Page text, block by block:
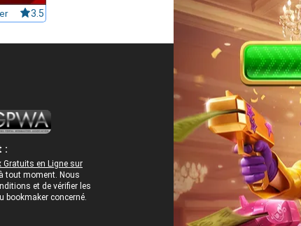
3.5
:
Gratuits en Ligne sur
tout moment. Nous
et de vérifier les
bookmaker concerné.